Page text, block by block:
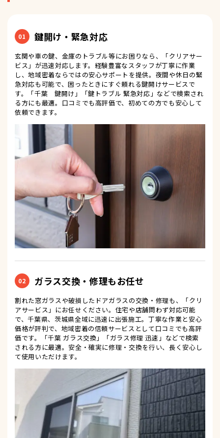
01 鍵開け・緊急対応
玄関や車の鍵、金庫のトラブル等にお困りなら、「クリアサー
ビス」が迅速対応します。経験豊富なスタッフが丁寧に作業
し、地域密着ならではの安心サポートを提供。夜間や休日の緊
急対応も可能で、困ったときにすぐ頼れる鍵開けサービスで
す。「千葉 鍵開け」「鍵トラブル 緊急対応」などで検索され
る方にも最適。口コミでも高評価で、初めての方でも安心して
依頼できます。
02 ガラス交換・修理もお任せ
割れた窓ガラスや破損したドアガラスの交換・修理も、「クリ
アサービス」にお任せください。住宅や店舗問わず対応可能
で、千葉県、茨城県全域に迅速に出張施工。丁寧な作業と安心
価格が評判で、地域密着の信頼サービスとして口コミでも高評
価です。「千葉 ガラス交換」「ガラス修理 迅速」などで検索
される方に最適。安全・確実に修理・交換を行い、長く安心し
て使用いただけます。